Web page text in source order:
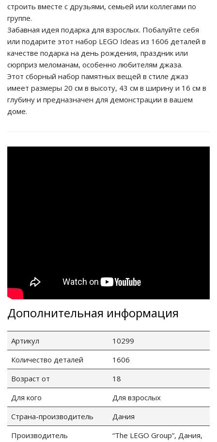
строить вместе с друзьями, семьей или коллегами по
группе.
Забавная идея подарка для взрослых. Побалуйте себя
или подарите этот набор LEGO Ideas из 1606 деталей в
качестве подарка на день рождения, праздник или
сюрприз меломанам, особенно любителям джаза.
Этот сборный набор памятных вещей в стиле джаз
имеет размеры 20 см в высоту, 43 см в ширину и 16 см в
глубину и предназначен для демонстрации в вашем
доме.
Дополнительная информация
Артикул
10299
Количество деталей
1606
Возраст от
18
Для кого
Для взрослых
Страна-производитель
Дания
Производитель
“The LEGO Group”, Дания,